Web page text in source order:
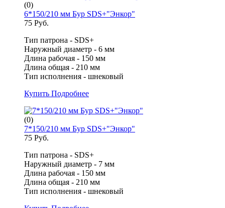
(0)
6*150/210 мм Бур SDS+"Энкор"
75 Руб.
Тип патрона - SDS+
Наружный диаметр - 6 мм
Длина рабочая - 150 мм
Длина общая - 210 мм
Тип исполнения - шнековый
Купить Подробнее
(0)
7*150/210 мм Бур SDS+"Энкор"
75 Руб.
Тип патрона - SDS+
Наружный диаметр - 7 мм
Длина рабочая - 150 мм
Длина общая - 210 мм
Тип исполнения - шнековый